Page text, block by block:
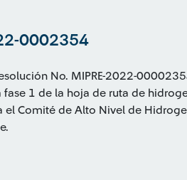
0002354
No. MIPRE-2022-
1 de la hoja de ruta de
el Comité de Alto Nivel de